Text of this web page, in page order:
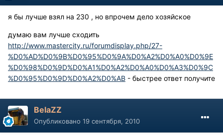
я бы лучше взял на 230 , но впрочем дело хозяйское
думаю вам лучше сходить
http://www.mastercity.ru/forumdisplay.php/27-
%D0%AD%D0%9B%D0%95%D0%9A%D0%A2%D0%A0%D0%9E
%D0%98%D0%9D%D0%A1%D0%A2%D0%A0%D0%A3%D0%9C
%D0%95%D0%9D%D0%A2%D0%AB - быстрее ответ получите
BelaZZ
Опубликовано 19 сентября, 2010